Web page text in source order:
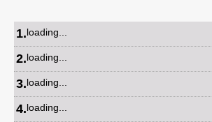
1.loading...
2.loading...
3.loading...
4.loading...